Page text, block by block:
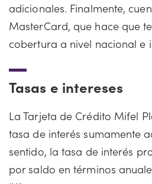
adicionales. Finalmente,
MasterCard, que hace que
cobertura a nivel nacional e
Tasas e intereses
La Tarjeta de Crédito Mifel
tasa de interés sumamente
sentido, la tasa de interés
por saldo en términos